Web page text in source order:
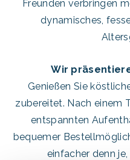
Freunden verbringen
dynamisches,
Wir
Genießen Sie
zubereitet. Nach einem
entspannten
bequemer
einfacher denn